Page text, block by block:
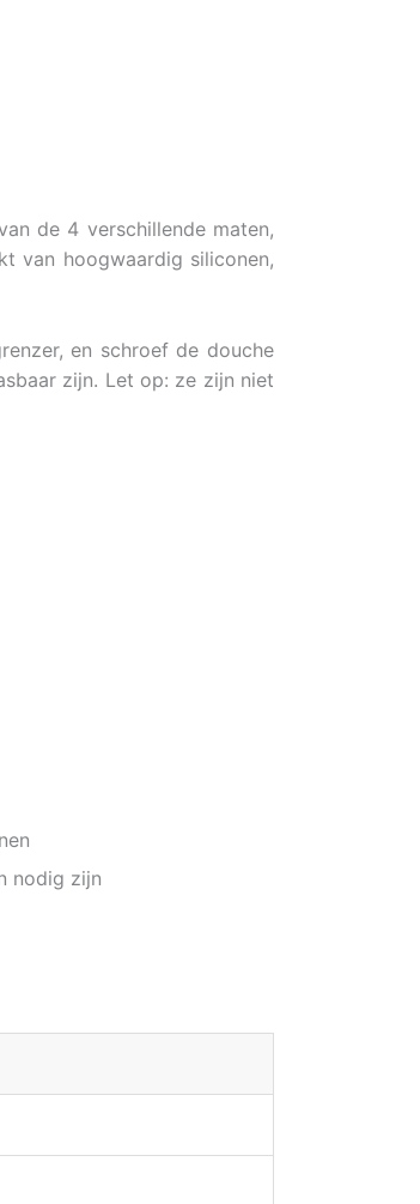
de 4 verschillende maten,
van hoogwaardig siliconen,
en schroef de douche
zijn. Let op: ze zijn niet
nodig zijn